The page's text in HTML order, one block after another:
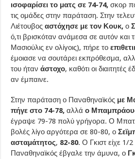
ισοφαρίσει το ματς σε 74-74,σκορ
τις ομάδες στην παράταση. Στην
Λιέτουβοςαστόχησε με τον Κουκ, ο
ό,τι βρισκόταν ανάμεσα σε αυτόν και
Μασιούλις εν ολίγοις), πήρε το
έμοιασε να σουτάρει εκπρόθεσμα,
του ήτανάστοχο, καθότι οι διαιτητές
αν έμπαινε.
Στην παράταση ο Παναθηναϊκός με
πήγε στο 74-78, αλλάο
έγραψε 79-78 πολύ γρήγορα. Ο
βολές λίγο αργότερα σε 80-80, ο
ασταμάτητος, 82-80. Ο Γκιστ είχε 1/
Παναθηναϊκός έβγαλε την άμυνα, ο